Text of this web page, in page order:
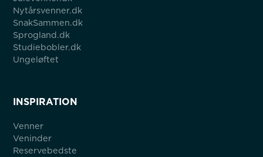
Nytårsvenner.dk
SnakSammen.dk
Sprogland.dk
Studiebobler.dk
Ungeløftet
INSPIRATION
Venner
Veninder
Reservebedste